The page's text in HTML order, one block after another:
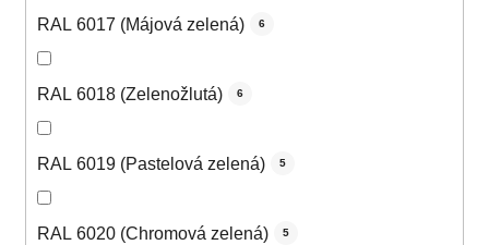
RAL 6017 (Májová zelená) 6
RAL 6018 (Zelenožlutá) 6
RAL 6019 (Pastelová zelená) 5
RAL 6020 (Chromová zelená) 5